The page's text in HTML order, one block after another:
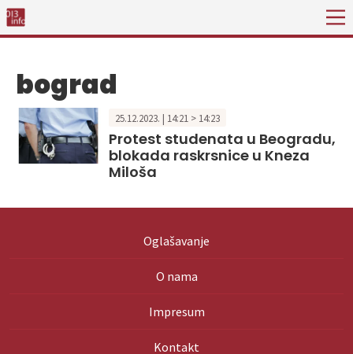
bograd
25.12.2023. | 14:21 > 14:23
Protest studenata u Beogradu,
blokada raskrsnice u Kneza
Miloša
Oglašavanje
O nama
Impresum
Kontakt